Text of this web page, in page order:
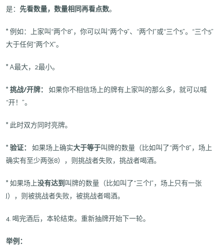
是： 先看数量，数量相同再看点数。
* 例如：上家叫“两个8”，你可以叫“两个9”、“两个J”或“三个5”。“三个5”
大于任何“两个X”。
* A最大，2最小。
*挑战/开牌： 如果你不相信场上的牌有上家叫的那么多，就可以喊
“开！”。
* 此时双方同时亮牌。
*验证： 如果场上确实大于等于叫牌的数量（比如叫了“两个8”，场上
确实有至少两张8），则挑战者失败，挑战者喝酒。
* 如果场上没有达到叫牌的数量（比如叫了“三个J”，场上只有一张
J），则被挑战者失败，被挑战者喝酒。
4. 喝完酒后，本轮结束。重新抽牌开始下一轮。
举例：